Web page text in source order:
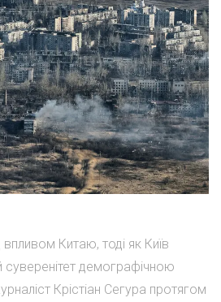
Китаю, тоді як Київ
суверенітет демографічною
Крістіан Сегура протягом